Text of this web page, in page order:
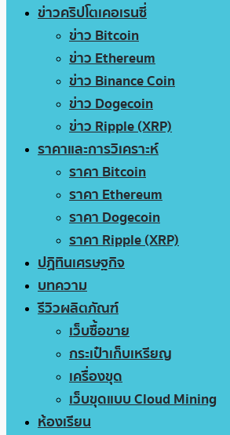
ข่าวคริปโตเคอเรนซี่
ข่าว Bitcoin
ข่าว Ethereum
ข่าว Binance Coin
ข่าว Dogecoin
ข่าว Ripple (XRP)
ราคาและการวิเคราะห์
ราคา Bitcoin
ราคา Ethereum
ราคา Dogecoin
ราคา Ripple (XRP)
ปฏิทินเศรษฐกิจ
บทความ
รีวิวผลิตภัณฑ์
เว็บซื้อขาย
กระเป๋าเก็บเหรียญ
เครื่องขุด
เว็บขุดแบบ Cloud Mining
ห้องเรียน